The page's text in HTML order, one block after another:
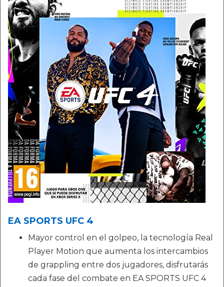
EA SPORTS UFC 4
Mayor control en el golpeo, la tecnología Real
Player Motion que aumenta los intercambios
de grappling entre dos jugadores, disfrutarás
cada fase del combate en EA SPORTS UFC 4